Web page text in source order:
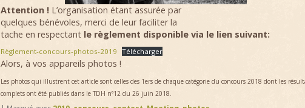
Attention ! L’organisation étant assurée par
quelques bénévoles, merci de leur faciliter la
tache en respectantle règlement disponible via le lien suivant:
Règlement-concours-photos-2019 Télécharger
Alors, à vos appareils photos !
Les photos qui illustrent cet article sont celles des 1ers de chaque catégorie du concours 2018 dont les
complets ont été publiés dans le TDH n°12 du 26 juin 2018.